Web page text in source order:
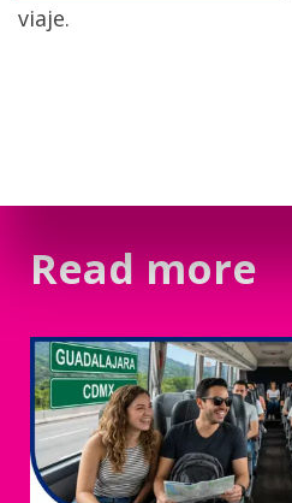
viaje.
Read more